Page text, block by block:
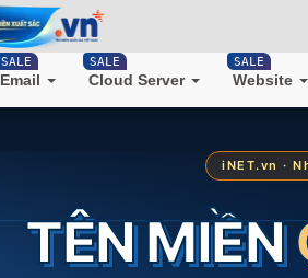
SALE
Email
SALE
Cloud Server
SALE
Website
iNET.vn ·
TÊN MIỀN